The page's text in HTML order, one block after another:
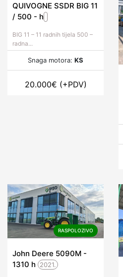
QUIVOGNE SSDR BIG 11
/ 500 - h
BIG 11 – 11 radnih tijela 500 –
radna...
Snaga motora: KS
20.000€ (+PDV)
RASPOLOZIVO
John Deere 5090M -
1310 h 2021.